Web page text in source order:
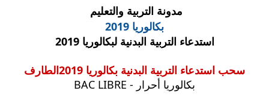
مدونة التربية والتعليم
بكالوريا 2019
استدعاء التربية البدنية لبكالوريا 2019
سحب استدعاء التربية البدنية بكالوريا 2019
الطارف
بكالوريا أحرار - BAC LIBRE